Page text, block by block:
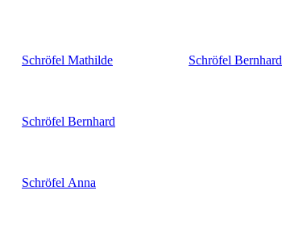
Schröfel Mathilde Schröfel Bernhard
Schröfel Bernhard
Schröfel Anna